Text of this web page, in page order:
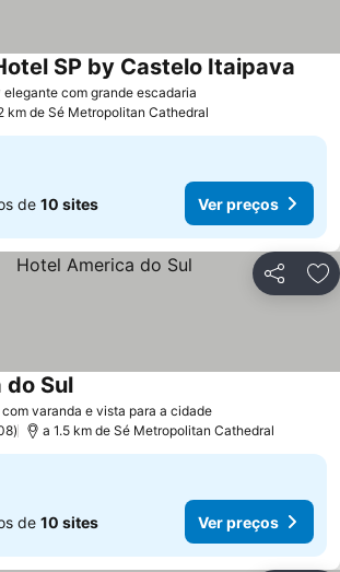
elegante com grande escadaria
SP by Castelo Itaipava
km de Sé Metropolitan Cathedral
de 10 sites Ver preços
Partilhar
varanda e vista para a cidade
do Sul
a 1.5 km de Sé Metropolitan Cathedral
de 10 sites Ver preços